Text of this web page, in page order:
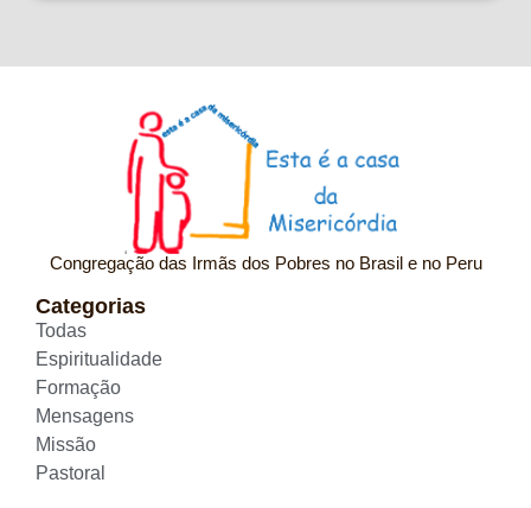
Congregação das Irmãs dos Pobres no Brasil e no Peru
Categorias
Todas
Espiritualidade
Formação
Mensagens
Missão
Pastoral